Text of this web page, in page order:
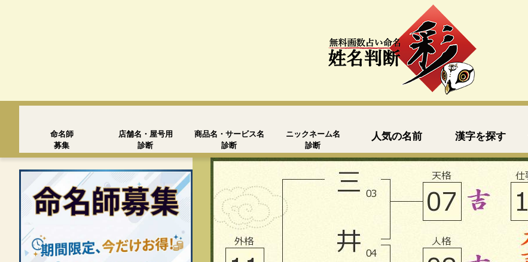
命名師
募集
店舗名・屋号用
診断
商品名・サービス名
診断
ニックネーム名
診断
人気の名前 漢字を探す